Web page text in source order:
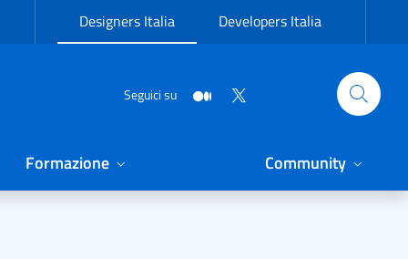
Designers Italia Developers Italia
Seguici su
Formazione Community